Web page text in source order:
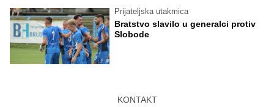
Prijateljska utakmica
Bratstvo slavilo u generalci protiv
Slobode
KONTAKT